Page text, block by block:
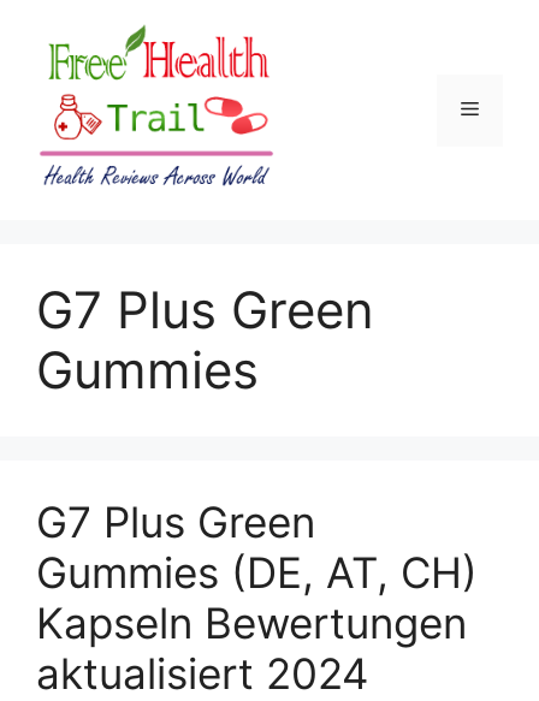
content
Menu
G7 Plus Green
Gummies
G7 Plus Green
Gummies (DE, AT, CH)
Kapseln Bewertungen
aktualisiert 2024